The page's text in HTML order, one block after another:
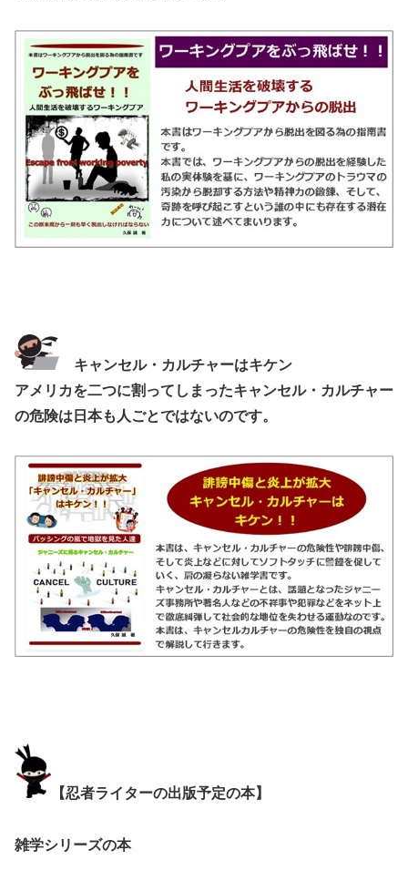
キャンセル・カルチャーはキケン
アメリカを二つに割ってしまったキャンセル・カルチャー
の危険は日本も人ごとではないのです。
【忍者ライターの出版予定の本】
雑学シリーズの本